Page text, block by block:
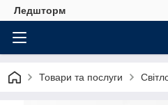
Ледшторм
Товари та послуги